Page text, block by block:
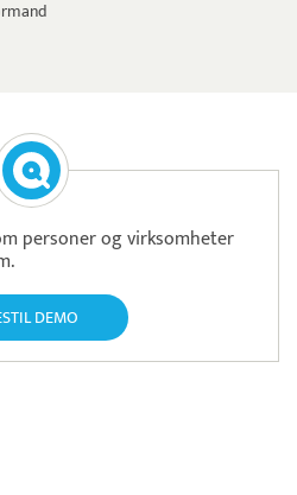
personer og virksomheter
DEMO